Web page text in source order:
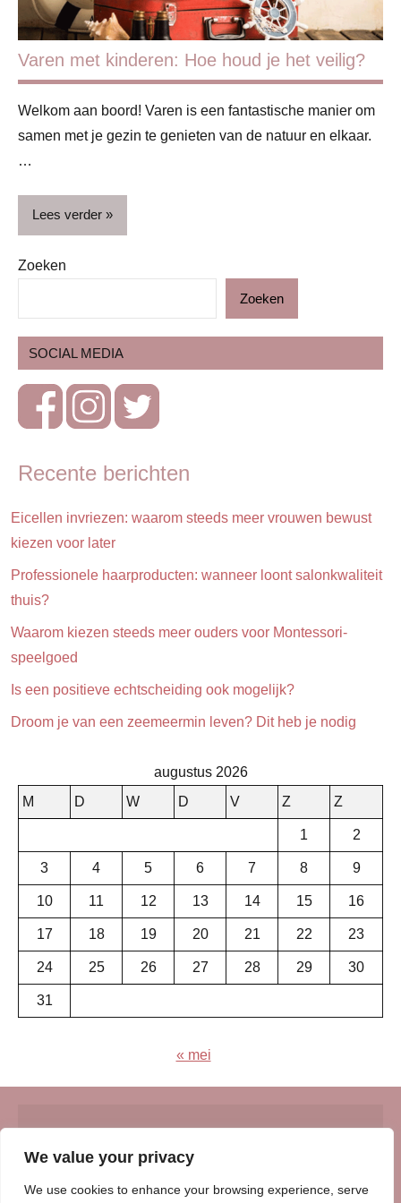
We value your privacy
We use cookies to enhance your browsing experience, serve
Varen met kinderen: Hoe houd je het veilig?
Welkom aan boord! Varen is een fantastische manier om
samen met je gezin te genieten van de natuur en elkaar.
…
Lees verder
Blog
Lifestyle
Ontspanning
Op
stap
Zoeken
Zoeken
SOCIAL MEDIA
Recente berichten
Eicellen invriezen: waarom steeds meer vrouwen bewust
kiezen voor later
Professionele haarproducten: wanneer loont salonkwaliteit
thuis?
Waarom kiezen steeds meer ouders voor Montessori-
speelgoed
Is een positieve echtscheiding ook mogelijk?
Droom je van een zeemeermin leven? Dit heb je nodig
augustus 2026
M
D W D V Z Z
1 2
3 4 5 6 7 8 9
10 11 12 13 14 15 16
17 18 19 20 21 22 23
24 25 26 27 28 29 30
31
« mei
© Insert Internetuitgeverij